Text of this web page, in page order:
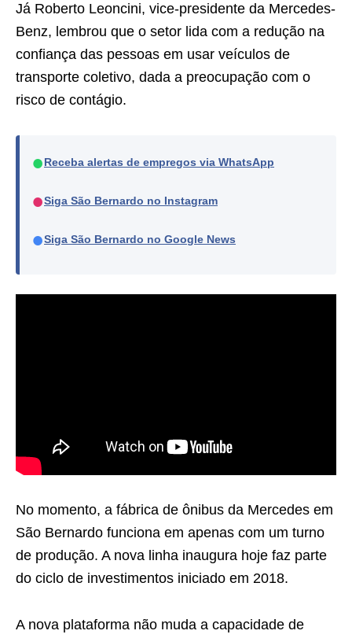
Já Roberto Leoncini, vice-presidente da Mercedes-
Benz, lembrou que o setor lida com a redução na
confiança das pessoas em usar veículos de
transporte coletivo, dada a preocupação com o
risco de contágio.
● Receba alertas de empregos via WhatsApp
●Siga São Bernardo no Instagram
●Siga São Bernardo no Google News
No momento, a fábrica de ônibus da Mercedes em
São Bernardo funciona em apenas com um turno
de produção. A nova linha inaugura hoje faz parte
do ciclo de investimentos iniciado em 2018.
A nova plataforma não muda a capacidade de